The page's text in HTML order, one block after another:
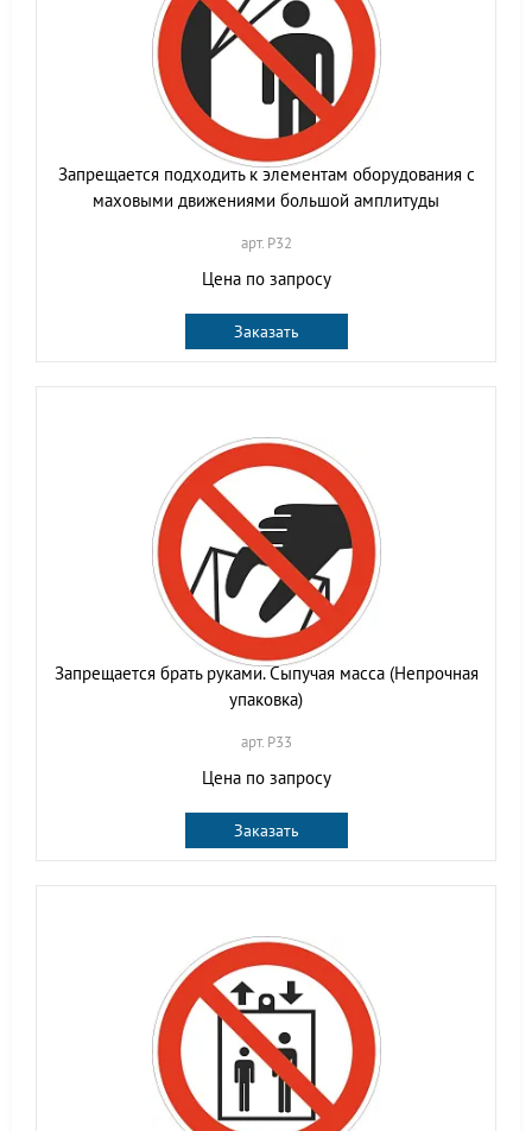
Запрещается подходить к элементам оборудования с
маховыми движениями большой амплитуды
арт. P32
Цена по запросу
Заказать
Запрещается брать руками. Сыпучая масса (Непрочная
упаковка)
арт. P33
Цена по запросу
Заказать